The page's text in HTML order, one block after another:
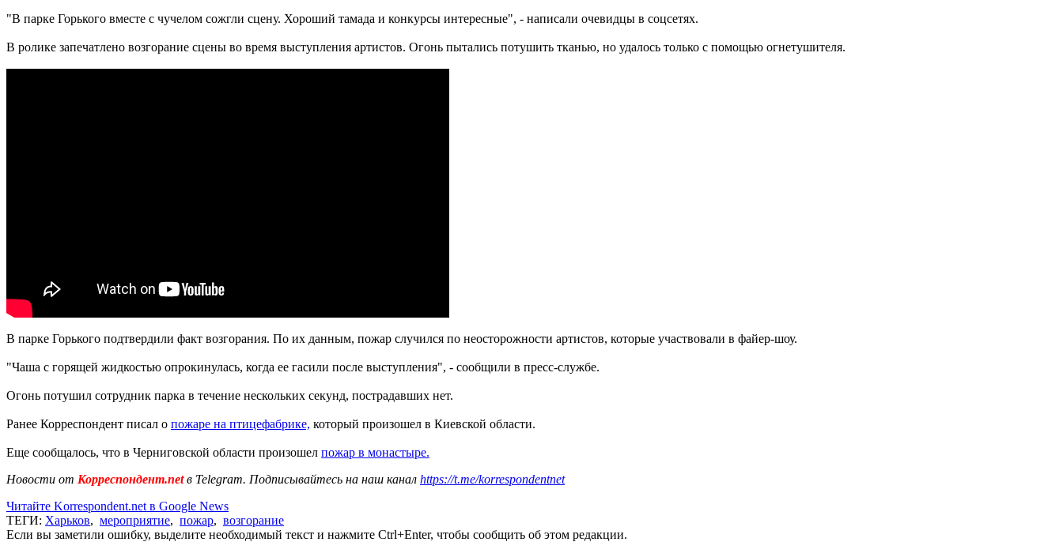
"В парке Горького вместе с чучелом сожгли сцену. Хороший тамада и конкурсы интересные", - написали очевидцы в соцсетях.
В ролике запечатлено возгорание сцены во время выступления артистов. Огонь пытались потушить тканью, но удалось только с помощью огнетушителя.
В парке Горького подтвердили факт возгорания. По их данным, пожар случился по неосторожности артистов, которые участвовали в файер-шоу.
"Чаша с горящей жидкостью опрокинулась, когда ее гасили после выступления", - сообщили в пресс-службе.
Огонь потушил сотрудник парка в течение нескольких секунд, пострадавших нет.
Ранее Корреспондент писал о пожаре на птицефабрике, который произошел в Киевской области.
Еще сообщалось, что в Черниговской области произошел пожар в монастыре.
Новости от Корреспондент.netв Telegram. Подписывайтесь на наш канал https://t.me/korrespondentnet
Читайте Korrespondent.net в Google News
ТЕГИ: Харьков, мероприятие, пожар, возгорание
Если вы заметили ошибку, выделите необходимый текст и нажмите Ctrl+Enter, чтобы сообщить об этом редакции.